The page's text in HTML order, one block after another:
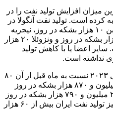
میزان افزایش تولید نفت را در
کرده است. تولید نفت آنگولا در
این ماه ۵۰ هزار بشکه در روز، گابن ۱۰ هزار بشکه در روز، نیجریه
۲۰ هزار بشکه در روز، لیبی ۲۰ هزار بشکه در روز و ونزوئلا ۲۰ هزار
اعضا یا با کاهش تولید
نداشته است.
تولید روزانه نفت خام ایران در می ۲۰۲۳ نسبت به ماه قبل از آن ۸۰
هزار بشکه افزایش یافته و به ۲ میلیون و ۸۷۰ هزار بشکه در روز
رسیده است. ایران در ماه آوریل ۲ میلیون و ۷۹۰ هزار بشکه در روز
نفت تولید کرده بود. در ماه پیش نیز تولید نفت ایران بیش از ۶۰ هزار